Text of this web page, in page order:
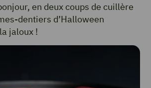
en deux coups de cuillère
dentiers d’Halloween
jaloux !